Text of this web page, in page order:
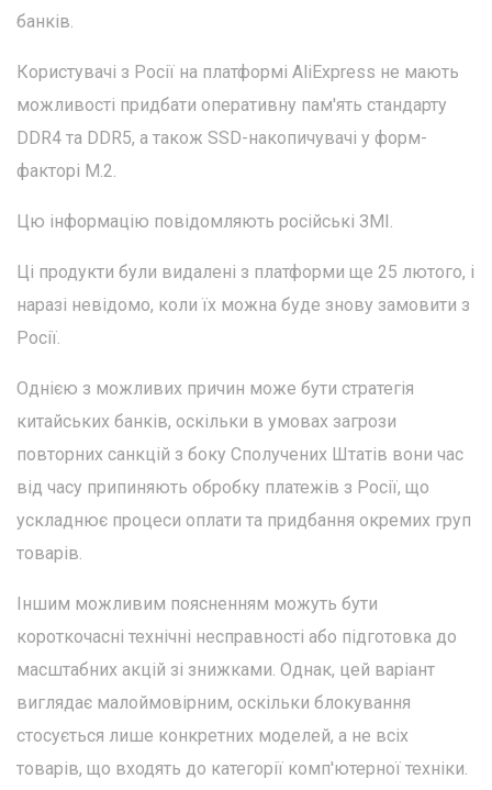
банків.
Користувачі з Росії на платформі AliExpress не мають
можливості придбати оперативну пам'ять стандарту
DDR4 та DDR5, а також SSD-накопичувачі у форм-
факторі M.2.
Цю інформацію повідомляють російські ЗМІ.
Ці продукти були видалені з платформи ще 25 лютого, і
наразі невідомо, коли їх можна буде знову замовити з
Росії.
Однією з можливих причин може бути стратегія
китайських банків, оскільки в умовах загрози
повторних санкцій з боку Сполучених Штатів вони час
від часу припиняють обробку платежів з Росії, що
ускладнює процеси оплати та придбання окремих груп
товарів.
Іншим можливим поясненням можуть бути
короткочасні технічні несправності або підготовка до
масштабних акцій зі знижками. Однак, цей варіант
виглядає малоймовірним, оскільки блокування
стосується лише конкретних моделей, а не всіх
товарів, що входять до категорії комп'ютерної техніки.